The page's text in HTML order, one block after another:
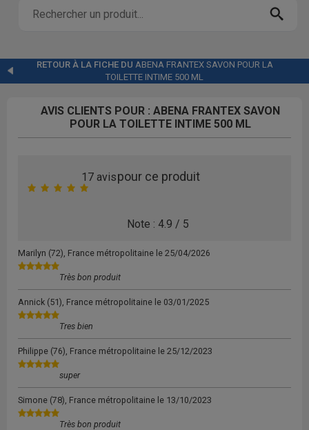
RETOUR À LA FICHE DU ABENA FRANTEX SAVON POUR LA
TOILETTE INTIME 500 ML
AVIS CLIENTS POUR : ABENA FRANTEX SAVON
POUR LA TOILETTE INTIME 500 ML
17 avispour ce produit
Note : 4.9 / 5
Marilyn (72), France métropolitaine le 25/04/2026
Très bon produit
Annick (51), France métropolitaine le 03/01/2025
Tres bien
Philippe (76), France métropolitaine le 25/12/2023
super
Simone (78), France métropolitaine le 13/10/2023
Très bon produit